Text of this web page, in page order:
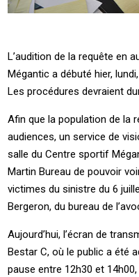
L’audition de la requête en
Mégantic a débuté hier,
Les procédures devraient
Afin que la population de la
audiences, un service de
salle du Centre sportif
Martin Bureau de pouvoir
victimes du sinistre du 6
Bergeron, du bureau de
Aujourd’hui, l’écran de
Bestar C, où le public a été
pause entre 12h30 et